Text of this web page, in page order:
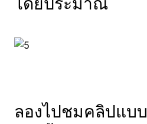
ลองไปชมคลิปแบ